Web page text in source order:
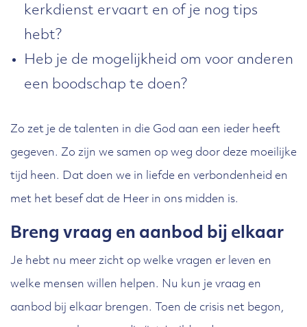
kerkdienst ervaart en of je nog tips
hebt?
Heb je de mogelijkheid om voor anderen
een boodschap te doen?
Zo zet je de talenten in die God aan een ieder heeft
gegeven. Zo zijn we samen op weg door deze moeilijke
tijd heen. Dat doen we in liefde en verbondenheid en
met het besef dat de Heer in ons midden is.
Breng vraag en aanbod bij elkaar
Je hebt nu meer zicht op welke vragen er leven en
welke mensen willen helpen. Nu kun je vraag en
aanbod bij elkaar brengen. Toen de crisis net begon,